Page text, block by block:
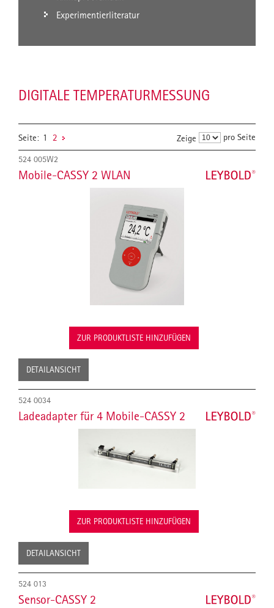
Experimentierliteratur
DIGITALE TEMPERATURMESSUNG
Seite: 1 2 Zeige pro Seite
524 005W2
Mobile-CASSY 2 WLAN
ZUR PRODUKTLISTE HINZUFÜGEN
DETAILANSICHT
524 0034
Ladeadapter für 4 Mobile-CASSY 2
ZUR PRODUKTLISTE HINZUFÜGEN
DETAILANSICHT
524 013
Sensor-CASSY 2